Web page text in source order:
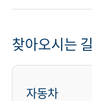
찾아오시는 길
자동차